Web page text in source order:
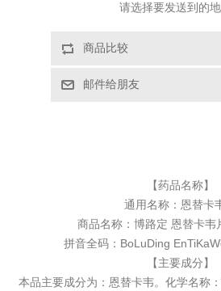
请选择要发送到的
【药品名称】
通用名称： 恩替卡
商品名称：博路定 恩替卡韦
拼音全码：BoLuDing
【主要成分】
本品主要成分为：恩替卡韦。化学名称